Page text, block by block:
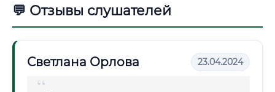
💬 Отзывы слушателей
Светлана Орлова 23.04.2024